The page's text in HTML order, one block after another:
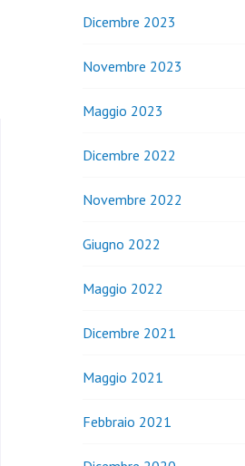
Dicembre 2023
Novembre 2023
Maggio 2023
Dicembre 2022
Novembre 2022
Giugno 2022
Maggio 2022
Dicembre 2021
Maggio 2021
Febbraio 2021